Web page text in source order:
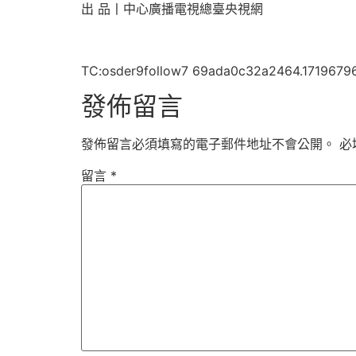
出 品丨中心廣播電視總臺央視網
TC:osder9follow7
發佈留言
發佈留言必須填寫的電子郵件地址不會公開。 必
留言 *